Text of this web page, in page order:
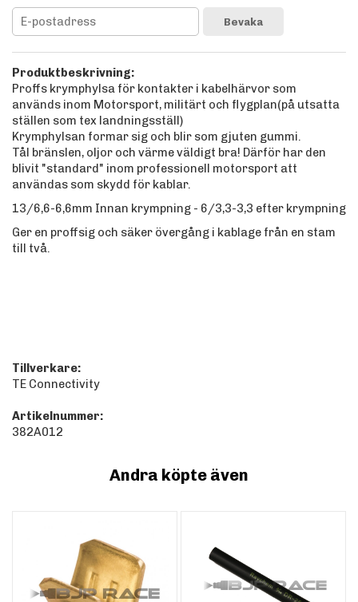
Bevaka
Produktbeskrivning:
Proffs krymphylsa för kontakter i kabelhärvor som
används inom Motorsport, militärt och flygplan(på utsatta
ställen som tex landningsställ)
Krymphylsan formar sig och blir som gjuten gummi.
Tål bränslen, oljor och värme väldigt bra! Därför har den
blivit "standard" inom professionell motorsport att
användas som skydd för kablar.
13/6,6-6,6mm Innan krympning - 6/3,3-3,3 efter krympning
Ger en proffsig och säker övergång i kablage från en stam
till två.
Tillverkare:
TE Connectivity
Artikelnummer:
382A012
Andra köpte även